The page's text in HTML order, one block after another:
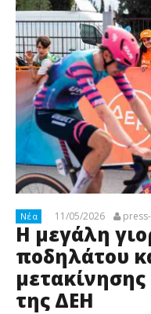
Νέα 11/05/2026
Η μεγάλη
ποδηλάτου
μετακίνησης
της ΔΕΗ